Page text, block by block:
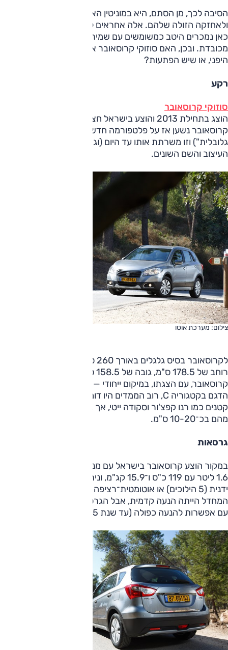
הסיבה לכך, מן הסתם, היא במוניטין האמינות שיצא לדגמי סוזוקי
ולאחזקה הזולה שלהם. אלה אחראים לכך שהדגמים המוצעים
כאן נמכרים היטב כמשומשים עם שמירת ערך טובה וסחירות
מכובדת. ובכן, האם סוזוקי קרוסאובר אכן מצדיק את המוניטין
היפני, או שיש הפתעות?
רקע
סוזוקי קרוסאובר
הוצג בתחילת 2013 והוצע בישראל חצי שנה מאוחר יותר.
גלובלית") וזו משרתת אותו עד היום (וגם את ויטארה), למרות
העיצוב והשם השונים.
צילום: מערכת אוטו
רוחב של 178.5 ס"מ, גובה של 158.5 ס"מ. ממדים אלו הציבו את
קרוסאובר, עם הצגתו, במיקום ייחודי — למרות שהיצרן הגדיר את
הדגם בקטגוריה C, רוב הממדים היו דומים לאלו של דגמי פנאי
קטנים כמו רנו קפצ'ור וסקודה ייטי, אך בה־בעת קרוסאובר ארוך
מהם בכ־10-20 ס"מ.
גרסאות
במקור הוצע קרוסאובר בישראל עם מנוע בנזין אטמוספרי בנפח
1.6 ליטר עם 119 כ"ס ו־15.9 קג"מ, וניתן היה לבחור בין תיבה
ידנית (5 הילוכים) או אוטומטית־רציפה (של ג'טקו). ברירת
המחדל הייתה הנעה קדמית, אבל הגרסה האוטומטית הוצעה גם
עם אפשרות להנעה כפולה (עד שנת 2015).